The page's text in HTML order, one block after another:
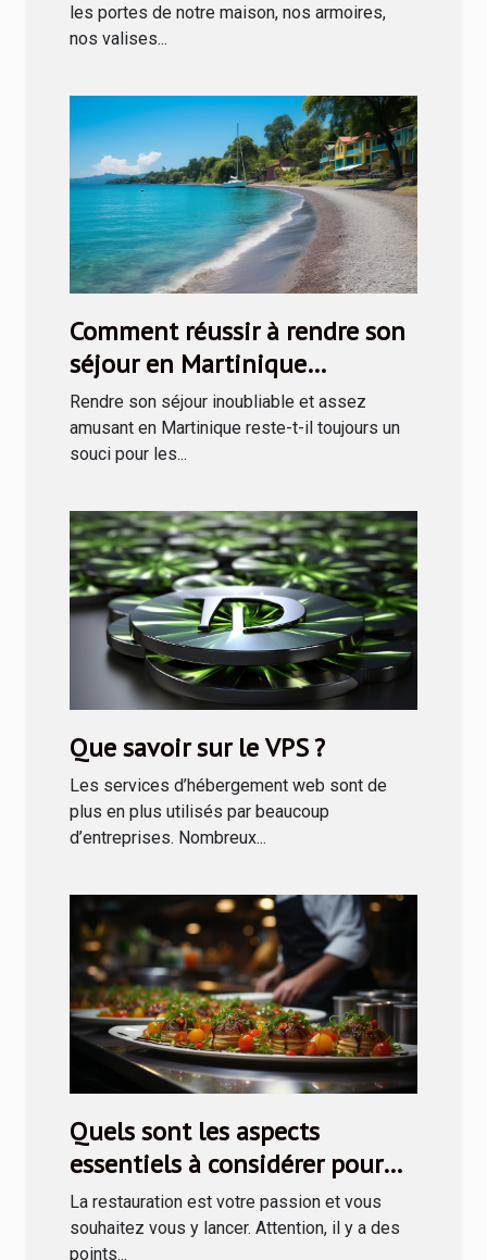
les portes de notre maison, nos armoires,
nos valises...
Comment réussir à rendre son
séjour en Martinique
inoubliable ?
Rendre son séjour inoubliable et assez
amusant en Martinique reste-t-il toujours un
souci pour les...
Que savoir sur le VPS ?
Les services d’hébergement web sont de
plus en plus utilisés par beaucoup
d’entreprises. Nombreux...
Quels sont les aspects
essentiels à considérer pour
entreprendre en restauration ?
La restauration est votre passion et vous
souhaitez vous y lancer. Attention, il y a des
points...